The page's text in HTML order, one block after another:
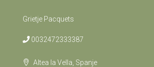
Grietje Pacquets
0032472333387
Altea la Vella, Spanje